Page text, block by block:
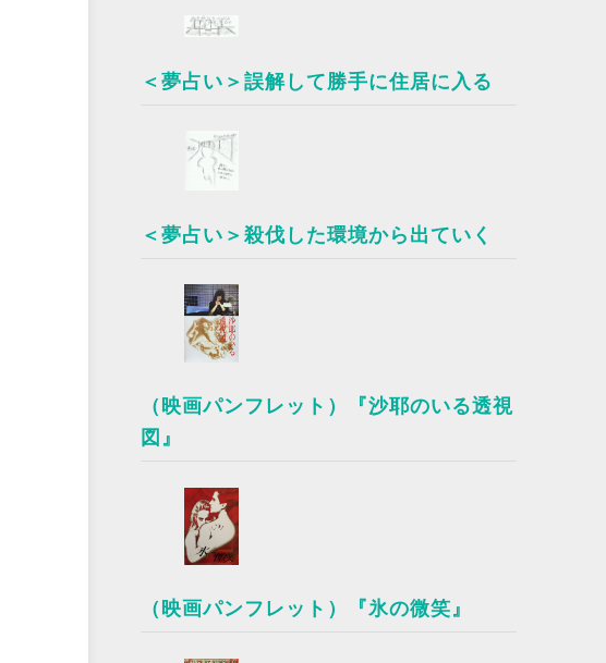
＜夢占い＞誤解して勝手に住居に入る
＜夢占い＞殺伐した環境から出ていく
（映画パンフレット）『沙耶のいる透視
図』
（映画パンフレット）『氷の微笑』